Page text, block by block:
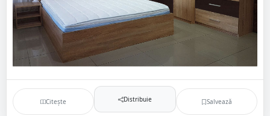
Citește Distribuie Salvează